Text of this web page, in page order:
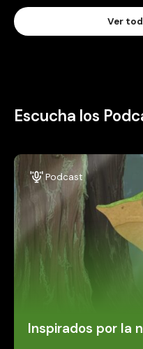
Ver
Escucha los
Podcast
Inspirados por la